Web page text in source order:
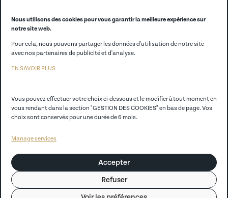
Nous utilisons des cookies pour vous garantir la meilleure expérience sur
notre site web.
Pour cela, nous pouvons partager les données d'utilisation de notre site
avec nos partenaires de publicité et d'analyse.
EN SAVOIR PLUS
Vous pouvez effectuer votre choix ci-dessous et le modifier à tout moment en
vous rendant dans la section "GESTION DES COOKIES" en bas de page. Vos
choix sont conservés pour une durée de 6 mois.
Manage services
Accepter
Refuser
CCI Store
Politique de confidentialité
Règlement Intérieur
Convention de prêt d’ordinateur portable Conditions générales